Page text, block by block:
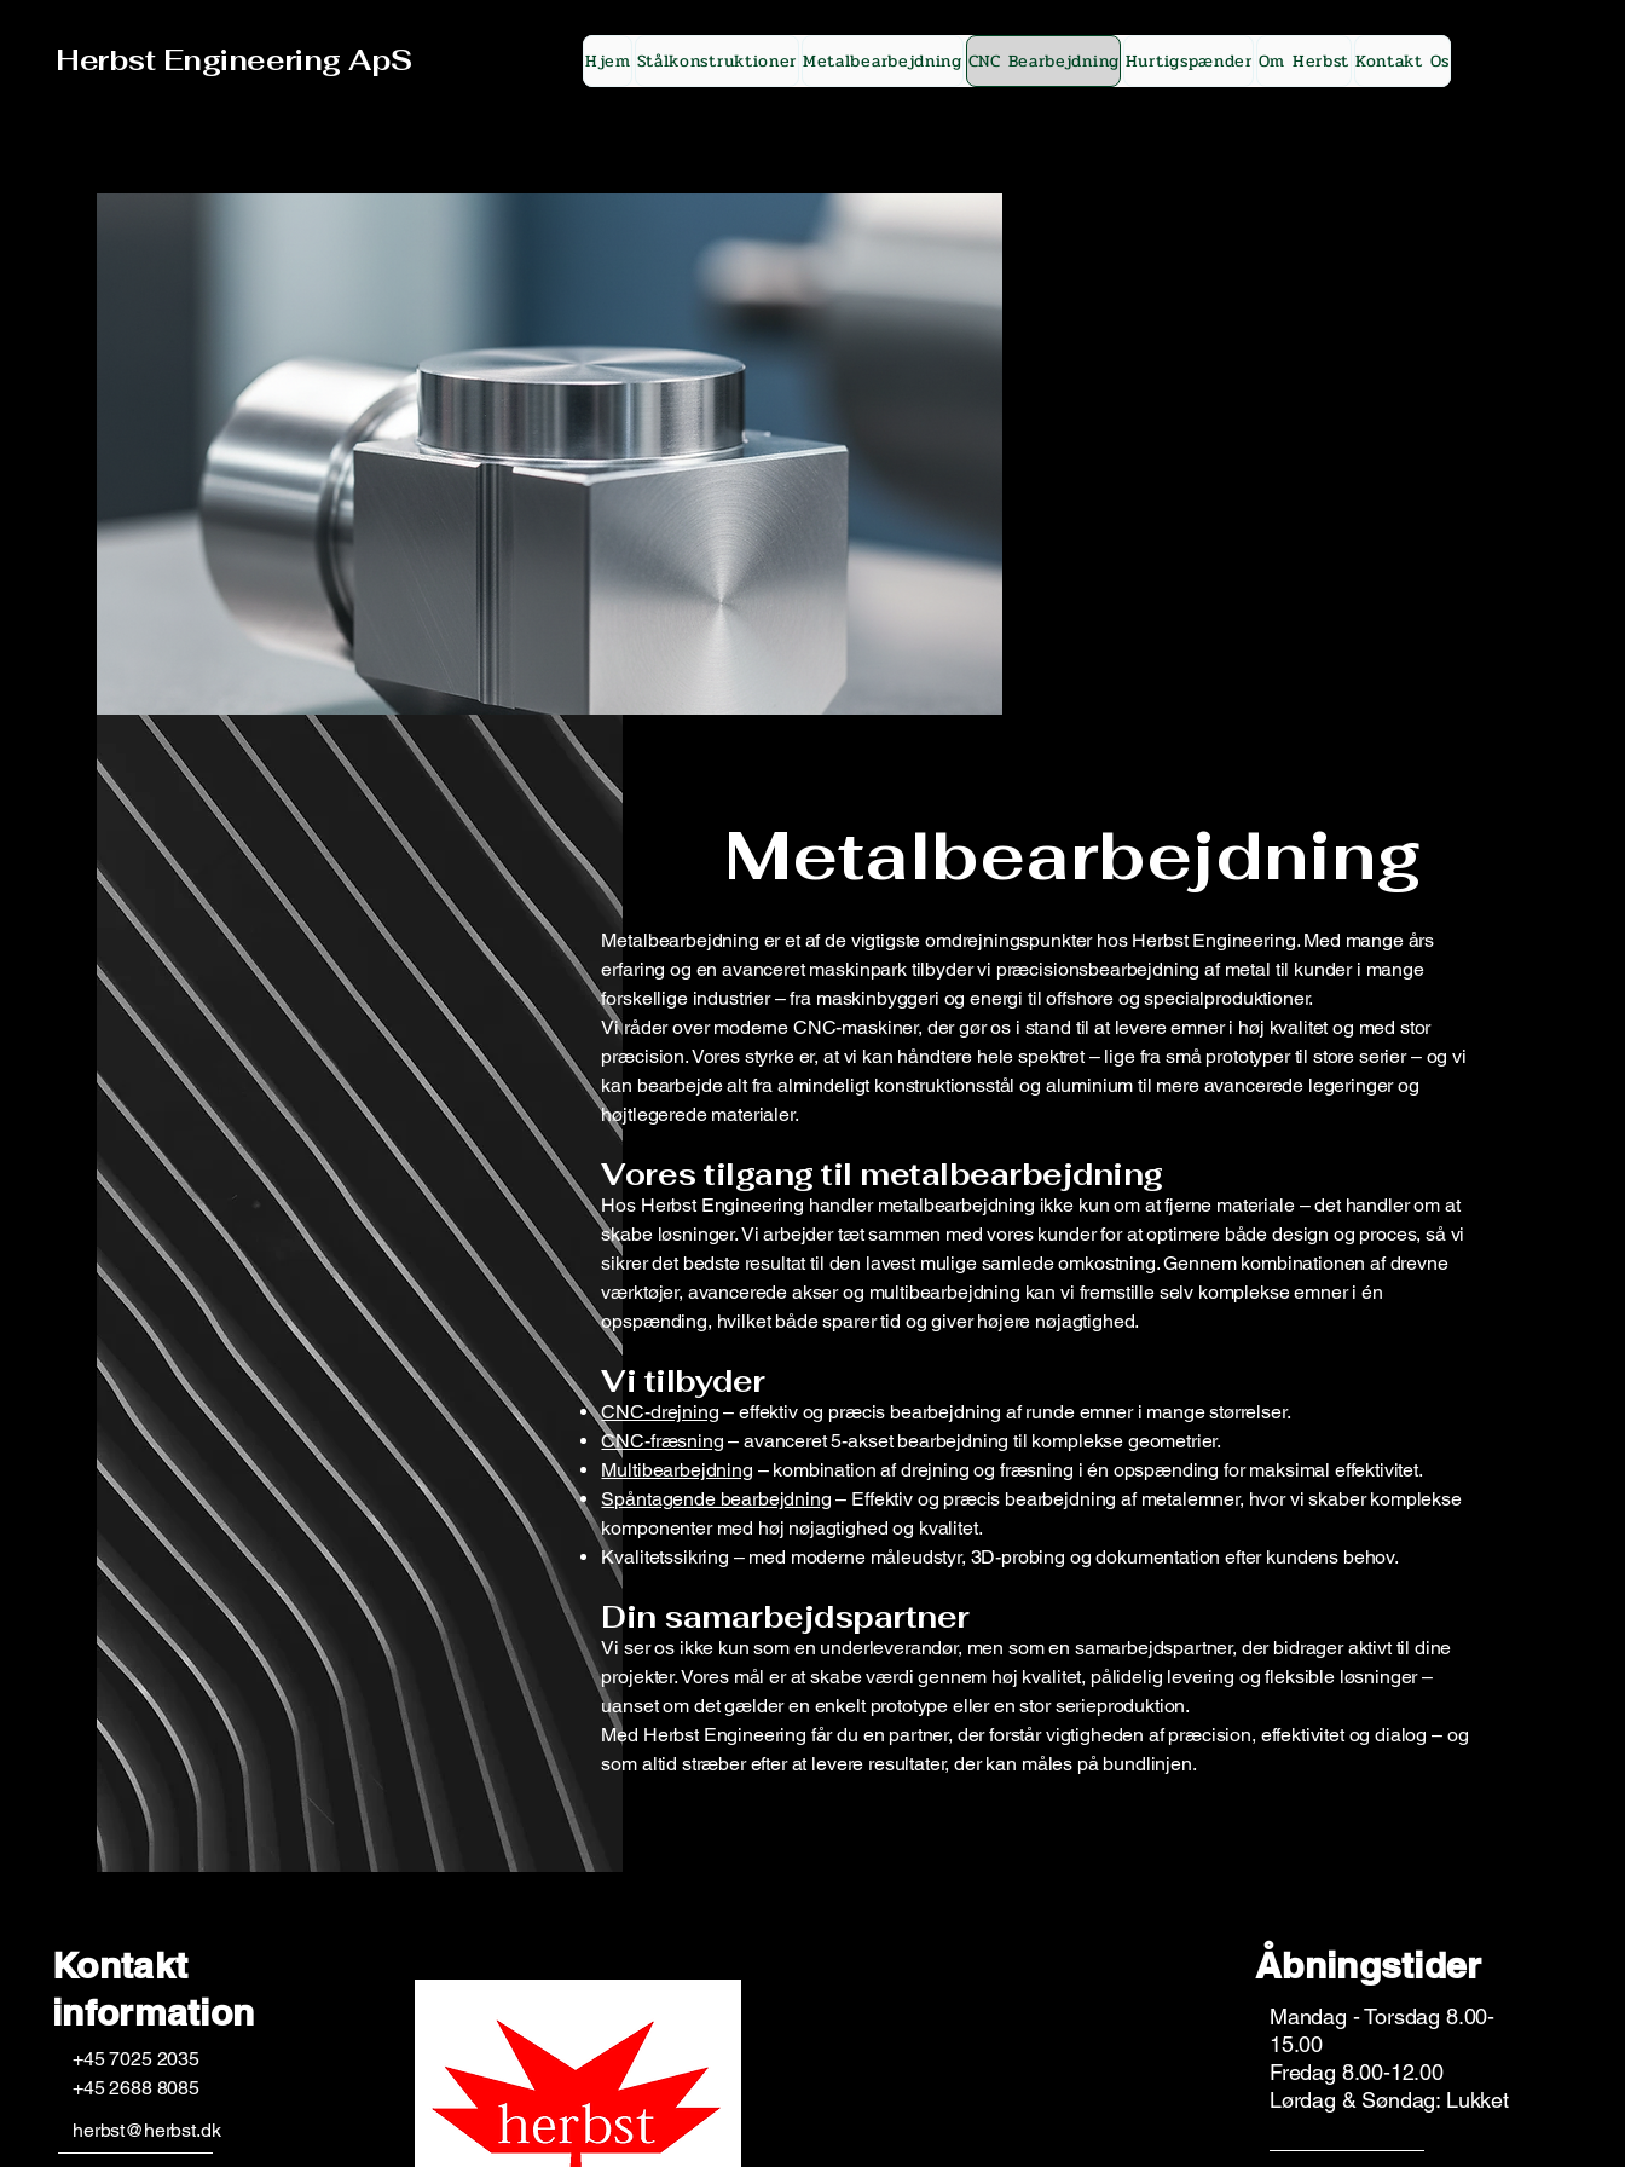
Herbst Engineering ApS Hjem Stålkonstruktioner Metalbearbejdning CNC Bearbejdning Hurtigspænder Om Herbst Kontakt Os
Metalbearbejdning
Metalbearbejdning er et af de vigtigste omdrejningspunkter hos Herbst Engineering. Med mange års
erfaring og en avanceret maskinpark tilbyder vi præcisionsbearbejdning af metal til kunder i mange
forskellige industrier – fra maskinbyggeri og energi til offshore og specialproduktioner.
Vi råder over moderne CNC-maskiner, der gør os i stand til at levere emner i høj kvalitet og med stor
præcision. Vores styrke er, at vi kan håndtere hele spektret – lige fra små prototyper til store serier – og vi
kan bearbejde alt fra almindeligt konstruktionsstål og aluminium til mere avancerede legeringer og
højtlegerede materialer.
Vores tilgang til metalbearbejdning
Hos Herbst Engineering handler metalbearbejdning ikke kun om at fjerne materiale – det handler om at
skabe løsninger. Vi arbejder tæt sammen med vores kunder for at optimere både design og proces, så vi
sikrer det bedste resultat til den lavest mulige samlede omkostning. Gennem kombinationen af drevne
værktøjer, avancerede akser og multibearbejdning kan vi fremstille selv komplekse emner i én
opspænding, hvilket både sparer tid og giver højere nøjagtighed.
Vi tilbyder
CNC-drejning – effektiv og præcis bearbejdning af runde emner i mange størrelser.
CNC-fræsning – avanceret 5-akset bearbejdning til komplekse geometrier.
Multibearbejdning – kombination af drejning og fræsning i én opspænding for maksimal effektivitet.
Spåntagende bearbejdning – Effektiv og præcis bearbejdning af metalemner, hvor vi skaber komplekse
komponenter med høj nøjagtighed og kvalitet.
Kvalitetssikring – med moderne måleudstyr, 3D-probing og dokumentation efter kundens behov.
Din samarbejdspartner
Vi ser os ikke kun som en underleverandør, men som en samarbejdspartner, der bidrager aktivt til dine
projekter. Vores mål er at skabe værdi gennem høj kvalitet, pålidelig levering og fleksible løsninger –
uanset om det gælder en enkelt prototype eller en stor serieproduktion.
Med Herbst Engineering får du en partner, der forstår vigtigheden af præcision, effektivitet og dialog – og
som altid stræber efter at levere resultater, der kan måles på bundlinjen.
Kontakt
information
+45 7025 2035
+45 2688 8085
herbst@herbst.dk
Åbningstider
Mandag - Torsdag 8.00-
15.00
Fredag 8.00-12.00
Lørdag & Søndag: Lukket